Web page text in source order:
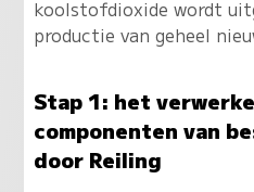
koolstofdioxide wordt
productie van geheel
Stap 1: het
componenten van
door Reiling